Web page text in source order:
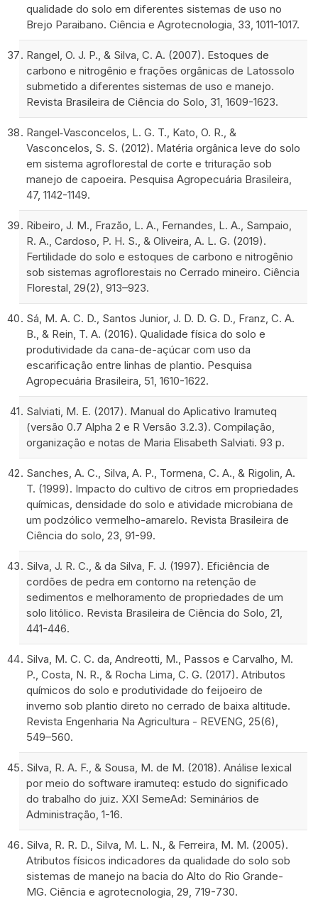
qualidade do solo em diferentes sistemas de uso no
Brejo Paraibano. Ciência e Agrotecnologia, 33, 1011-1017.
Rangel, O. J. P., & Silva, C. A. (2007). Estoques de
carbono e nitrogênio e frações orgânicas de Latossolo
submetido a diferentes sistemas de uso e manejo.
Revista Brasileira de Ciência do Solo, 31, 1609-1623.
Rangel‑Vasconcelos, L. G. T., Kato, O. R., &
Vasconcelos, S. S. (2012). Matéria orgânica leve do solo
em sistema agroflorestal de corte e trituração sob
manejo de capoeira. Pesquisa Agropecuária Brasileira,
47, 1142-1149.
Ribeiro, J. M., Frazão, L. A., Fernandes, L. A., Sampaio,
R. A., Cardoso, P. H. S., & Oliveira, A. L. G. (2019).
Fertilidade do solo e estoques de carbono e nitrogênio
sob sistemas agroflorestais no Cerrado mineiro. Ciência
Florestal, 29(2), 913–923.
Sá, M. A. C. D., Santos Junior, J. D. D. G. D., Franz, C. A.
B., & Rein, T. A. (2016). Qualidade física do solo e
produtividade da cana-de-açúcar com uso da
escarificação entre linhas de plantio. Pesquisa
Agropecuária Brasileira, 51, 1610-1622.
Salviati, M. E. (2017). Manual do Aplicativo Iramuteq
(versão 0.7 Alpha 2 e R Versão 3.2.3). Compilação,
organização e notas de Maria Elisabeth Salviati. 93 p.
Sanches, A. C., Silva, A. P., Tormena, C. A., & Rigolin, A.
T. (1999). Impacto do cultivo de citros em propriedades
químicas, densidade do solo e atividade microbiana de
um podzólico vermelho-amarelo. Revista Brasileira de
Ciência do solo, 23, 91-99.
Silva, J. R. C., & da Silva, F. J. (1997). Eficiência de
cordões de pedra em contorno na retenção de
sedimentos e melhoramento de propriedades de um
solo litólico. Revista Brasileira de Ciência do Solo, 21,
441-446.
Silva, M. C. C. da, Andreotti, M., Passos e Carvalho, M.
P., Costa, N. R., & Rocha Lima, C. G. (2017). Atributos
químicos do solo e produtividade do feijoeiro de
inverno sob plantio direto no cerrado de baixa altitude.
Revista Engenharia Na Agricultura - REVENG, 25(6),
549–560.
Silva, R. A. F., & Sousa, M. de M. (2018). Análise lexical
por meio do software iramuteq: estudo do significado
do trabalho do juiz. XXI SemeAd: Seminários de
Administração, 1-16.
Silva, R. R. D., Silva, M. L. N., & Ferreira, M. M. (2005).
Atributos físicos indicadores da qualidade do solo sob
sistemas de manejo na bacia do Alto do Rio Grande-
MG. Ciência e agrotecnologia, 29, 719-730.